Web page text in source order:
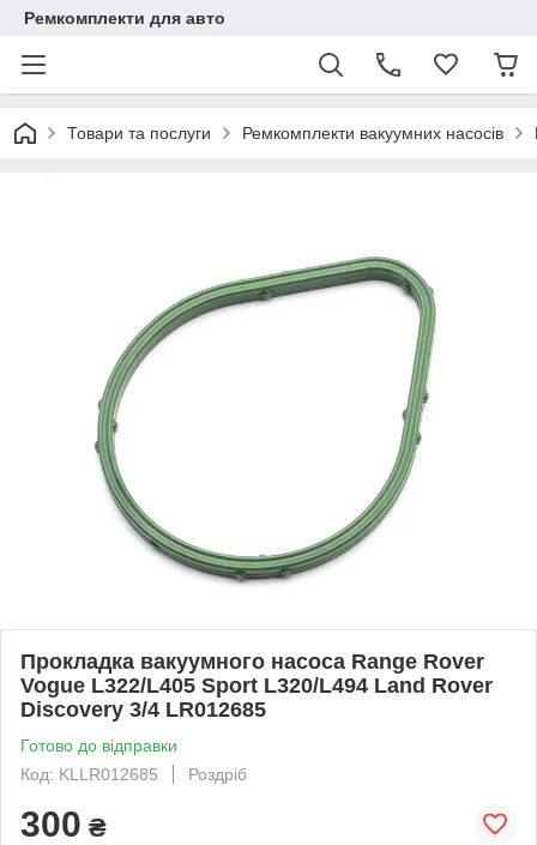
Ремкомплекти для авто
Товари та послуги Ремкомплекти вакуумних насосів
Прокладка вакуумного насоса Range Rover
Vogue L322/L405 Sport L320/L494 Land Rover
Discovery 3/4 LR012685
Готово до відправки
Код: KLLR012685
Роздріб
300 ₴